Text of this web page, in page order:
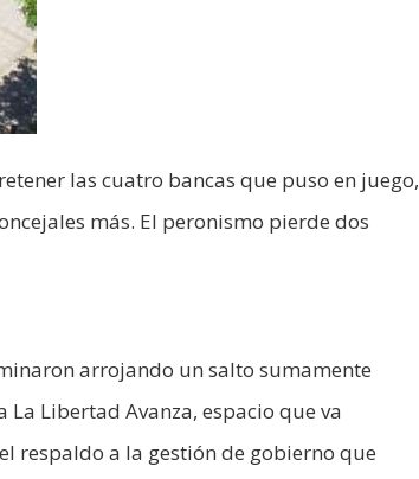
las cuatro bancas que puso en juego,
más. El peronismo pierde dos
arrojando un salto sumamente
Libertad Avanza, espacio que va
respaldo a la gestión de gobierno que